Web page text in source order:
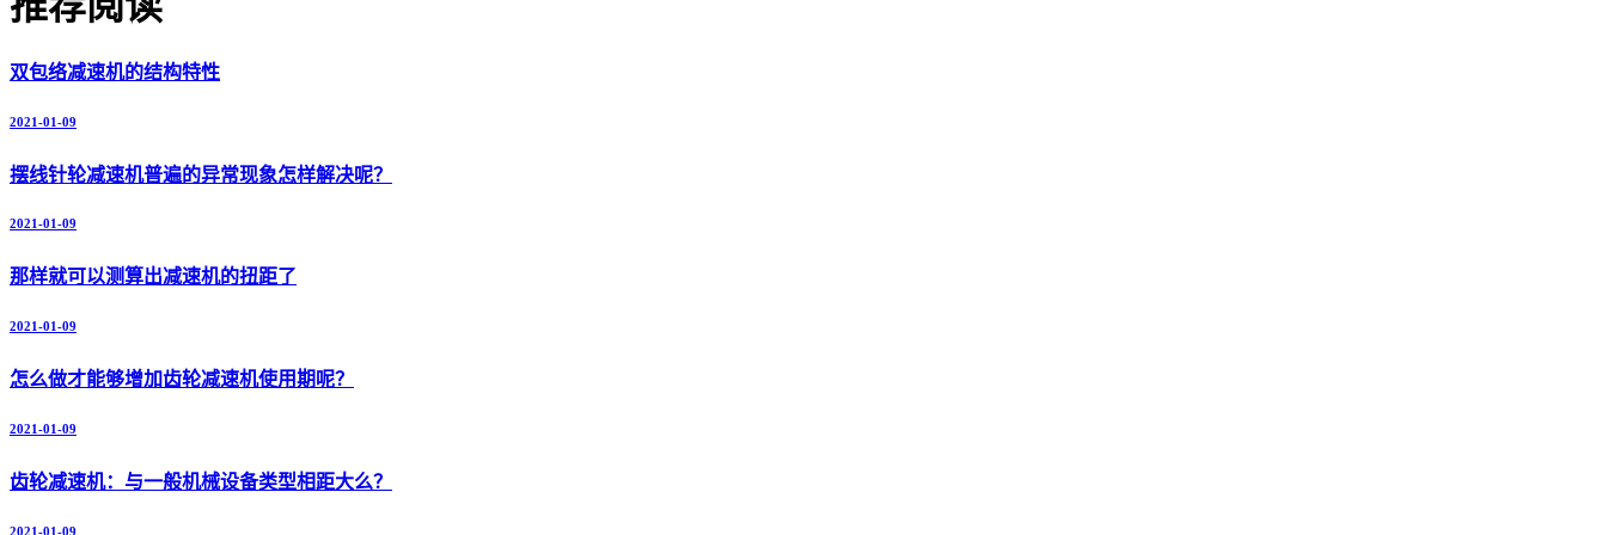
双包络减速机的结构特性
2021-01-09
摆线针轮减速机普遍的异常现象怎样解决呢？
2021-01-09
那样就可以测算出减速机的扭距了
2021-01-09
怎么做才能够增加齿轮减速机使用期呢？
2021-01-09
齿轮减速机：与一般机械设备类型相距大么？
2021-01-09